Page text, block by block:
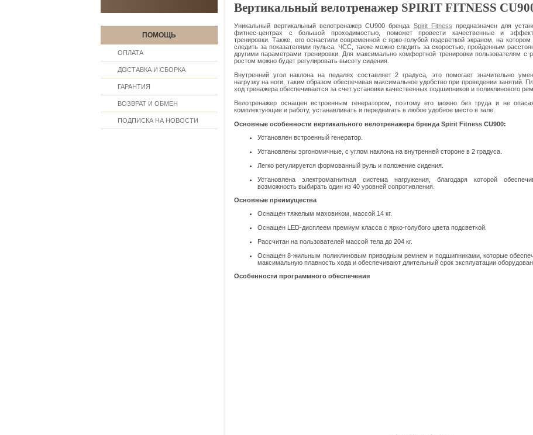
ПОМОЩЬ
ОПЛАТА
ДОСТАВКА И СБОРКА
ГАРАНТИЯ
ВОЗВРАТ И ОБМЕН
ПОДПИСКА НА НОВОСТИ
Вертикальный велотренажер SPIRIT FITNESS
Уникальный вертикальный велотренажер CU900 бренда Spirit Fitness предназначен для
фитнес-центрах с большой проходимостью, поможет провести качественные и
тренировки. Также, его оснастили современной с ярко-голубой подсветкой экраном, на
следить за показателями пульса, ЧСС, также можно следить за скоростью, пройденным
другими параметрами тренировки. Для максимально комфортной тренировки пользователям с
ростом можно будет регулировать высоту сидения.
Внутренний угол наклона на педалях составляет 2 градуса, это помогает значительно
нагрузку на ноги, таким образом обеспечивая максимальное удобство при проведении занятий.
ход тренажера обеспечивается за счет установки качественных подшипников и поликлинового
Велотренажер оснащен встроенным генератором, поэтому его можно без труда и не
комплектующие и работу, устанавливать и передвигать в любое удобное место в зале.
Основные особенности вертикального велотренажера бренда Spirit Fitness CU900:
Установлен встроенный генератор.
Установлены эргономичные, с углом наклона на внутренней стороне в 2 градуса.
Легко регулируется формованный руль и положение сидения.
Установлена электромагнитная система нагружения, благодаря которой
возможность выбирать один из 40 уровней сопротивления.
Основные преимущества
Оснащен тяжелым маховиком, массой 14 кг.
Оснащен LED-дисплеем премиум класса с ярко-голубого цвета подсветкой.
Рассчитан на пользователей массой тела до 204 кг.
Оснащен 8-жильным поликлиновым приводным ремнем и подшипниками, которые
максимальную плавность хода и обеспечивают длительный срок эксплуатации
Особенности программного обеспечения